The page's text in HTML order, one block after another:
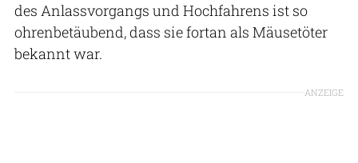
des Anlassvorgangs und Hochfahrens ist so
ohrenbetäubend, dass sie fortan als Mäusetöter
bekannt war.
ANZEIGE